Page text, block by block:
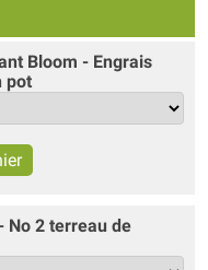
Bloom - Engrais
pot
No 2 terreau de